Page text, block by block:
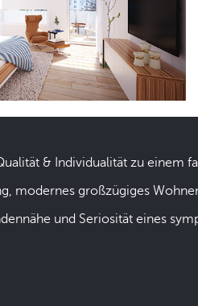
& Individualität zu einem
modernes großzügiges
und Seriosität eines